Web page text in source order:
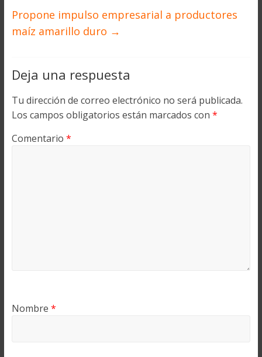
Propone impulso empresarial a productores
maíz amarillo duro →
Deja una respuesta
Tu dirección de correo electrónico no será publicada.
Los campos obligatorios están marcados con *
Comentario *
Nombre *